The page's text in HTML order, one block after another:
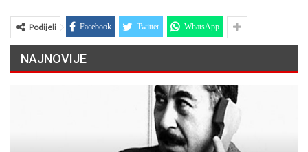
Podijeli Facebook Twitter WhatsApp
NAJNOVIJE